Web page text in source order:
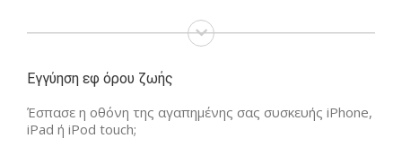
Εγγύηση εφ όρου ζωής
Έσπασε η οθόνη της αγαπημένης σας συσκευής iPhone,
iPad ή iPod touch;